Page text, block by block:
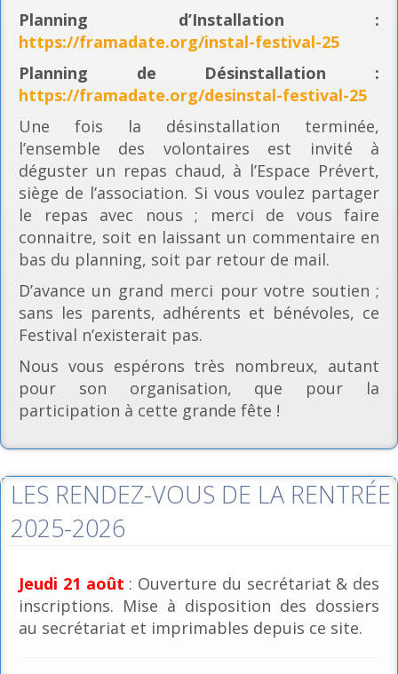
Planning d’Installation :
https://framadate.org/instal-festival-25
Planning de Désinstallation :
https://framadate.org/desinstal-festival-25
Une fois la désinstallation terminée,
l’ensemble des volontaires est invité à
déguster un repas chaud, à l’Espace Prévert,
siège de l’association. Si vous voulez partager
le repas avec nous ; merci de vous faire
connaitre, soit en laissant un commentaire en
bas du planning, soit par retour de mail.
D’avance un grand merci pour votre soutien ;
sans les parents, adhérents et bénévoles, ce
Festival n’existerait pas.
Nous vous espérons très nombreux, autant
pour son organisation, que pour la
participation à cette grande fête !
LES RENDEZ-VOUS DE LA RENTRÉE
2025-2026
Jeudi 21 août : Ouverture du secrétariat & des
inscriptions. Mise à disposition des dossiers
au secrétariat et imprimables depuis ce site.